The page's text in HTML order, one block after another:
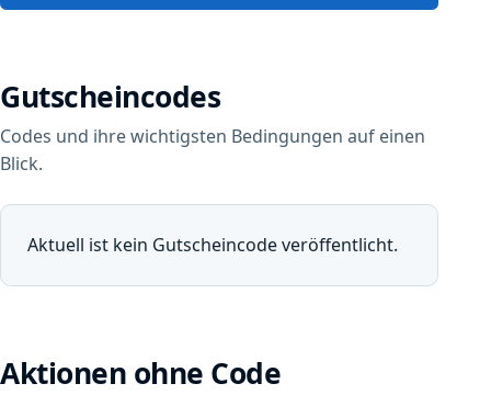
Gutscheincodes
Codes und ihre wichtigsten Bedingungen auf einen
Blick.
Aktuell ist kein Gutscheincode veröffentlicht.
Aktionen ohne Code